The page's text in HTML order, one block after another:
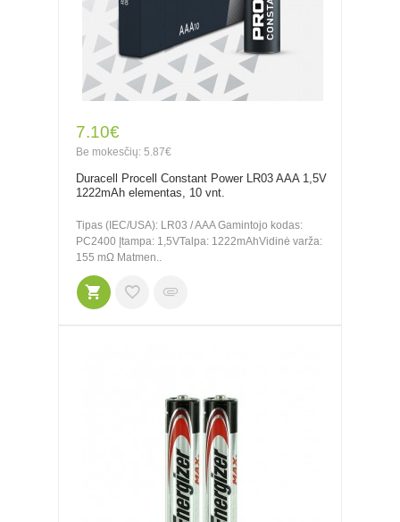
7.10€
Be mokesčių: 5.87€
Duracell Procell Constant Power LR03 AAA 1,5V
1222mAh elementas, 10 vnt.
Tipas (IEC/USA): LR03 / AAA Gamintojo kodas:
PC2400 Įtampa: 1,5VTalpa: 1222mAhVidinė varža:
155 mΩ Matmen..